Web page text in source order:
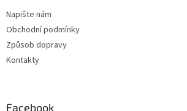
Napište nám
Obchodní podmínky
Způsob dopravy
Kontakty
Facebook